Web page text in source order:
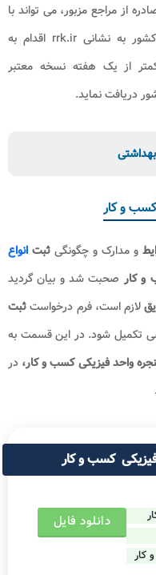
از مراجع مزبور، می تواند با
مراجعه به پایگاه اینترنتی روزنامه رسمی کشور به نشانی rrk.ir اقدام به
از یک هفته نسخه معتبر
دریافت نماید.
و کار
و مدارک و چگونگیثبت انواع
و کارصحبت شد و بیان گردید
لازم است، فرم درخواستثبت
تکمیل شود. در این قسمت به
واحد فیزیکی کسب و کار، در
کسب و کار
کار
دانلود فایل